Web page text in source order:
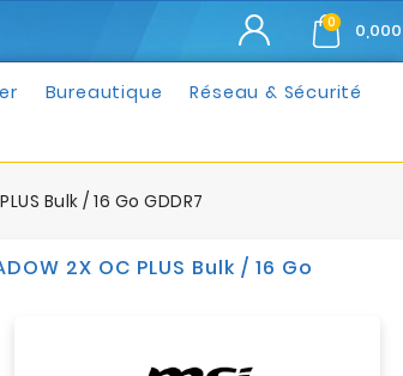
0
Bureautique Réseau & Sécurité
Bulk / 16 Go GDDR7
2X OC PLUS Bulk / 16 Go